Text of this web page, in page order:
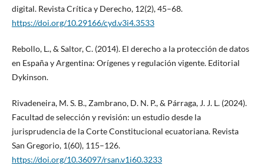
digital. Revista Crítica y Derecho, 12(2), 45–68.
https://doi.org/10.29166/cyd.v3i4.3533
Rebollo, L., & Saltor, C. (2014). El derecho a la protección de datos
en España y Argentina: Orígenes y regulación vigente. Editorial
Dykinson.
Rivadeneira, M. S. B., Zambrano, D. N. P., & Párraga, J. J. L. (2024).
Facultad de selección y revisión: un estudio desde la
jurisprudencia de la Corte Constitucional ecuatoriana. Revista
San Gregorio, 1(60), 115–126.
https://doi.org/10.36097/rsan.v1i60.3233